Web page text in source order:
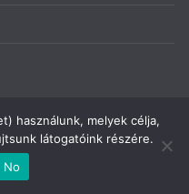
használunk, melyek célja,
látogatóink részére.
No